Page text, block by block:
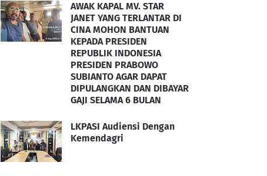
AWAK KAPAL MV. STAR
JANET YANG TERLANTAR DI
CINA MOHON BANTUAN
KEPADA PRESIDEN
REPUBLIK INDONESIA
PRESIDEN PRABOWO
SUBIANTO AGAR DAPAT
DIPULANGKAN DAN DIBAYAR
GAJI SELAMA 6 BULAN
LKPASI Audiensi Dengan
Kemendagri